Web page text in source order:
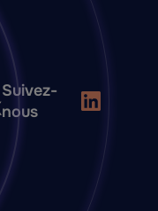
Suivez-
nous